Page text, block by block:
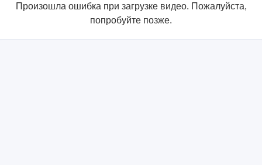
Произошла ошибка при загрузке видео. Пожалуйста,
попробуйте позже.